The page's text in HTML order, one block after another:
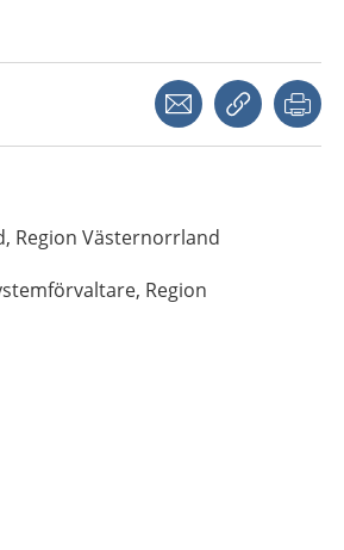
Dela via mejlKopiera länk
Region Västernorrland
Region